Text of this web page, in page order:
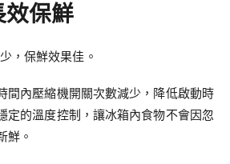
效保鮮
，保鮮效果佳。
間內壓縮機開關次數減少，降低啟動時
定的溫度控制，讓冰箱內食物不會因忽
鮮。